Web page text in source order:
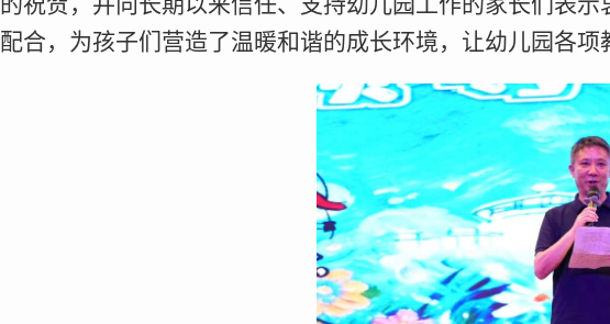
配合，为孩子们营造了温暖和谐的成长环境，让幼儿园各项